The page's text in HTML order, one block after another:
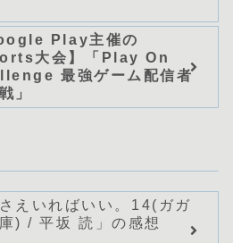
Play主催の
大会】「Play On
最強ゲーム配信者
」
さえいればいい。14(ガガ
) / 平坂 読」の感想